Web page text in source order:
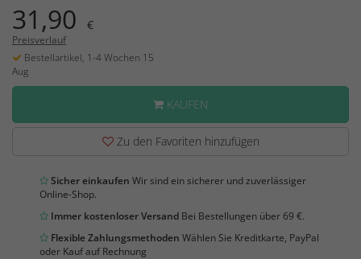
31,90 €
Preisverlauf
Bestellartikel, 1-4 Wochen 15
Aug
KAUFEN
Zu den Favoriten hinzufügen
Sicher einkaufen Wir sind ein sicherer und zuverlässiger
Online-Shop.
Immer kostenloser Versand Bei Bestellungen über 69 €.
Flexible Zahlungsmethoden Wählen Sie Kreditkarte, PayPal
oder Kauf auf Rechnung